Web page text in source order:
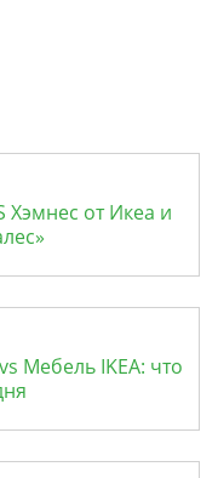
Хэмнес от Икеа и
Мебель IKEA: что